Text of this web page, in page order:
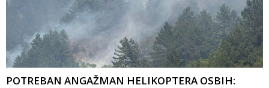
POTREBAN ANGAŽMAN HELIKOPTERA OSBIH: